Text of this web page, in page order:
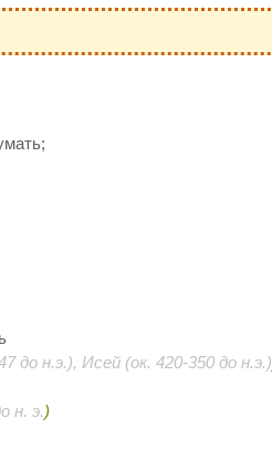
до н.э.), Исей (ок. 420-350 до н.э.)
н. э.)